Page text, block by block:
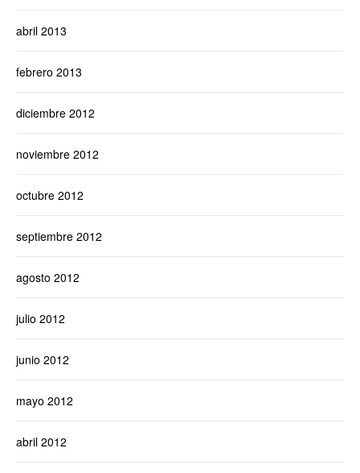
abril 2013
febrero 2013
diciembre 2012
noviembre 2012
octubre 2012
septiembre 2012
agosto 2012
julio 2012
junio 2012
mayo 2012
abril 2012